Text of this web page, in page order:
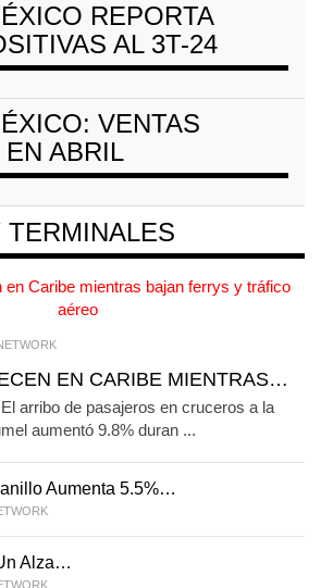
REPORTA
AL 3T-24
VENTAS
ABRIL
TERMINALES
EN CARIBE MIENTRAS…
arribo de pasajeros en cruceros a la
aumentó 9.8% duran ...
Aumenta 5.5%…
Alza…